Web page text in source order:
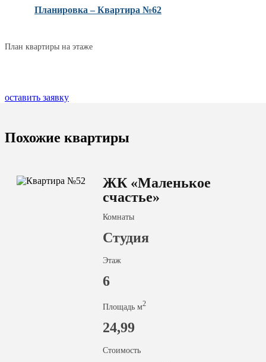
Планировка – Квартира №62
План квартиры на этаже
оставить заявку
Похожие квартиры
ЖК «Маленькое
счастье»
Комнаты
Студия
Этаж
6
Площадь м2
24,99
Стоимость